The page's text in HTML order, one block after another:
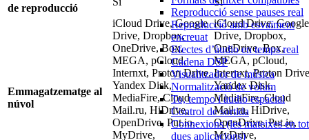
Reproducció sense pauses real
Reproducció amb esvaïment
encreuat
Efectes d’àudio en temps real
Cadena DSP
Visualitzador de música
Normalització de volum
To, tempo i àudio espacial
Control de sortida
Connexions (les mateixes en
dues aplicacions)
de reproducció
Emmagatzematge al
núvol
iCloud Drive, Google
Drive, Dropbox,
OneDrive, Box,
MEGA, pCloud,
Internxt, Proton Drive,
Yandex Disk,
MediaFire, Cloud
Mail.ru, HiDrive,
OpenDrive, Put.io,
MyDrive,
iCloud Drive, Google
Drive, Dropbox,
OneDrive, Box,
MEGA, pCloud,
Internxt, Proton
Yandex Disk,
MediaFire, Cloud
Mail.ru, HiDrive,
OpenDrive, Put.io,
MyDrive,